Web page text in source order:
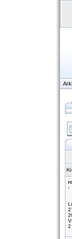
-
2